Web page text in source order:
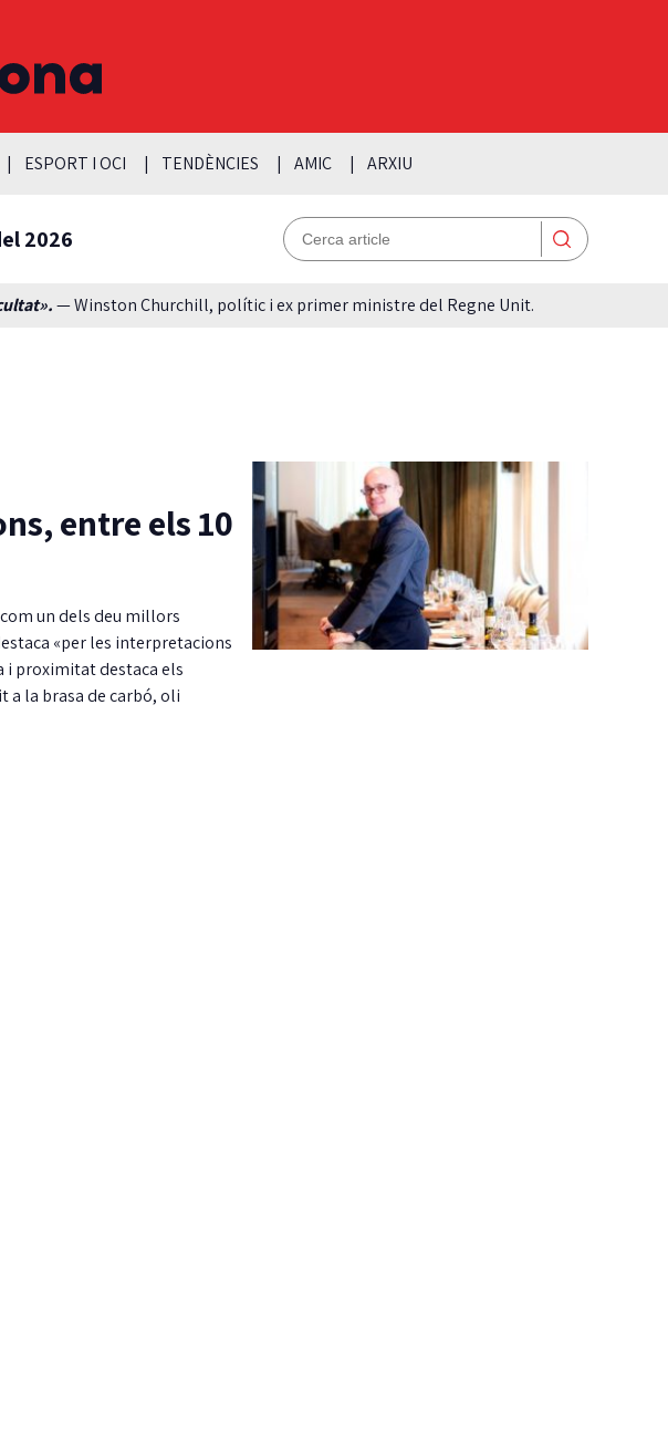
ESPORT I OCI TENDÈNCIES AMIC ARXIU
2026
— Winston Churchill, polític i ex primer ministre del Regne Unit.
entre els 10
un dels deu millors
«per les interpretacions
i proximitat destaca els
a la brasa de carbó, oli